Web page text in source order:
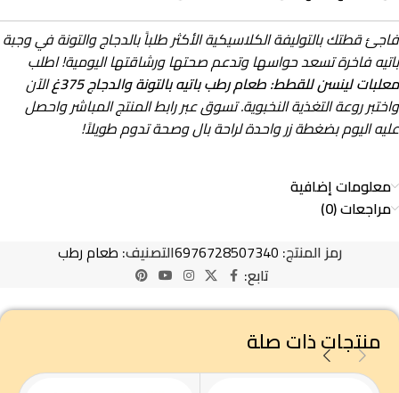
فاجئ قطتك بالتوليفة الكلاسيكية الأكثر طلباً بالدجاج والتونة في وجبة
باتيه فاخرة تسعد حواسها وتدعم صحتها ورشاقتها اليومية! اطلب
معلبات لينسن للقطط: طعام رطب باتيه بالتونة والدجاج 375غ
الآن
واختبر روعة التغذية النخبوية. تسوق عبر رابط المنتج المباشر واحصل
عليه اليوم بضغطة زر واحدة لراحة بال وصحة تدوم طويلاً!
معلومات إضافية
مراجعات (0)
رمز المنتج: 6976728507340التصنيف: طعام رطب
تابع:
منتجات ذات صلة